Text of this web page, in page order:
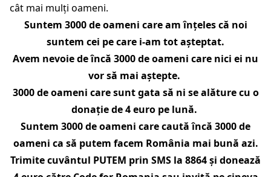
cât mai mulți oameni.
Suntem 3000 de oameni care am înțeles că noi
suntem cei pe care i-am tot așteptat.
Avem nevoie de încă 3000 de oameni care nici ei nu
vor să mai aștepte.
3000 de oameni care sunt gata să ni se alăture cu o
donație de 4 euro pe lună.
Suntem 3000 de oameni care caută încă 3000 de
oameni ca să putem facem România mai bună azi.
Trimite cuvântul PUTEM prin SMS la 8864 și donează